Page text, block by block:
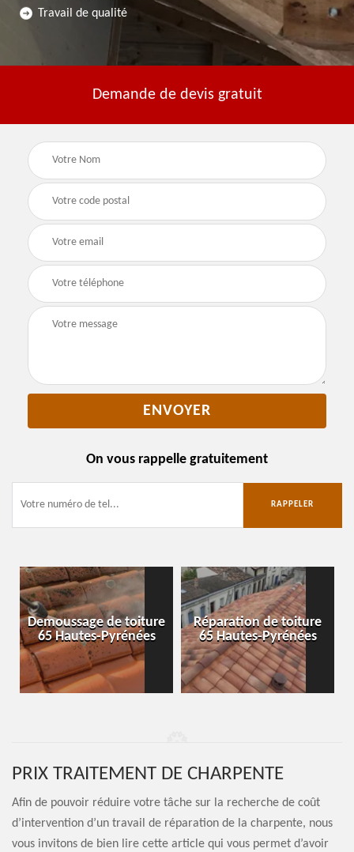
Travail de qualité
Demande de devis gratuit
On vous rappelle gratuitement
Demoussage de toiture
65 Hautes-Pyrénées
Réparation de toiture
65 Hautes-Pyrénées
PRIX TRAITEMENT DE CHARPENTE
Afin de pouvoir réduire votre tâche sur la recherche de coût
d’intervention d’un travail de réparation de la charpente, nous
vous invitons de bien lire cette article qui vous permet d’avoir